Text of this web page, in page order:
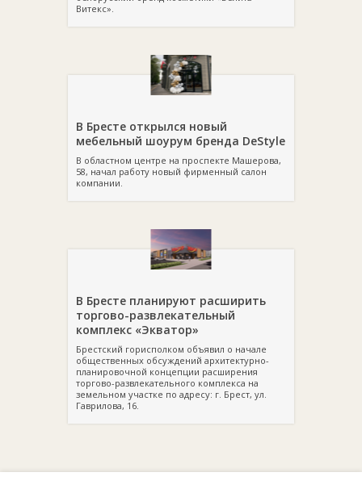
Витекс».
В Бресте открылся новый
мебельный шоурум бренда DeStyle
В областном центре на проспекте Машерова,
58, начал работу новый фирменный салон
компании.
В Бресте планируют расширить
торгово-развлекательный
комплекс «Экватор»
Брестский горисполком объявил о начале
общественных обсуждений архитектурно-
планировочной концепции расширения
торгово-развлекательного комплекса на
земельном участке по адресу: г. Брест, ул.
Гаврилова, 16.